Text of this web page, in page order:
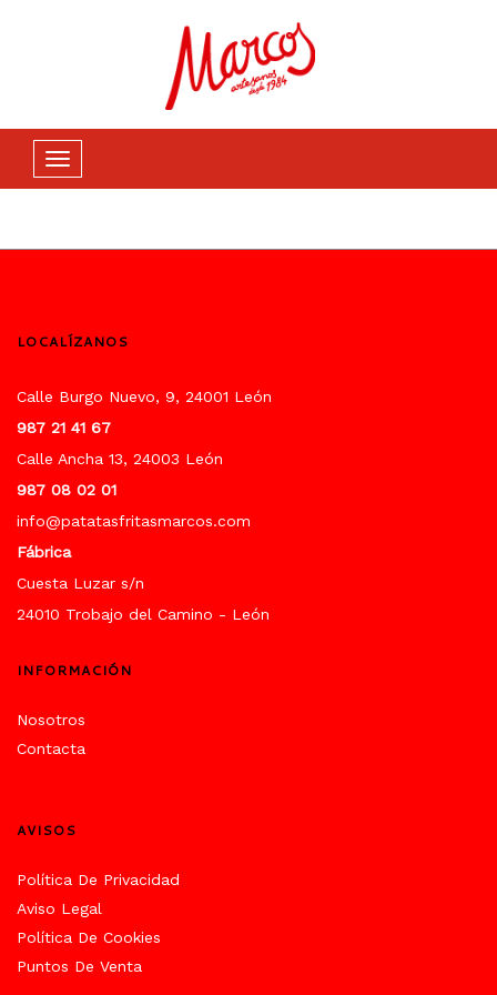
Navegación
de
Casa Cestas y Lotes
LOCALÍZANOS
Calle Burgo Nuevo, 9, 24001 León
987 21 41 67
Calle Ancha 13, 24003 León
987 08 02 01
info@patatasfritasmarcos.com
Fábrica
Cuesta Luzar s/n
24010 Trobajo del Camino - León
INFORMACIÓN
Nosotros
Contacta
AVISOS
Política De Privacidad
Aviso Legal
Política De Cookies
Puntos De Venta